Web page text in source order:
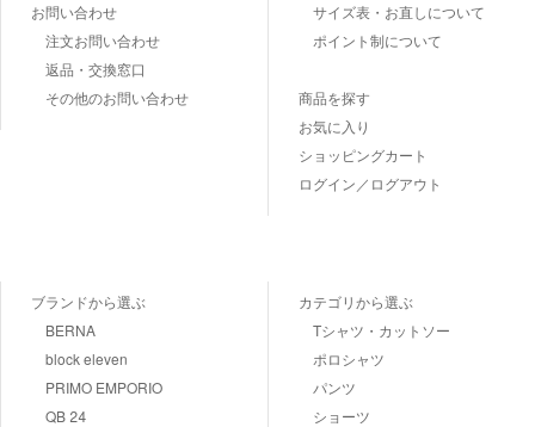
お問い合わせ
注文お問い合わせ
返品・交換窓口
その他のお問い合わせ
サイズ表・お直しについて
ポイント制について
商品を探す
お気に入り
ショッピングカート
ログイン／ログアウト
ブランドから選ぶ
BERNA
block eleven
PRIMO EMPORIO
QB 24
カテゴリから選ぶ
Tシャツ・カットソー
ポロシャツ
パンツ
ショーツ